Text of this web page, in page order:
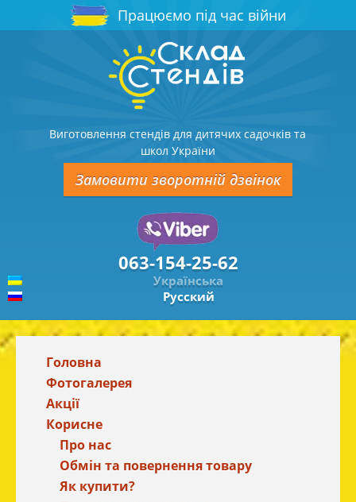
Працюємо під час війни
Виготовлення стендів для дитячих садочків та
школ України
Замовити зворотній дзвінок
063-154-25-62
Українська
Русский
Головна
Фотогалерея
Акції
Корисне
Про нас
Обмін та повернення товару
Як купити?